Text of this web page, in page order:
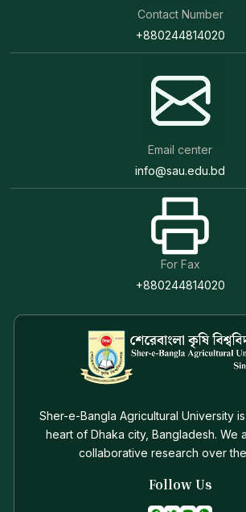
Contact Number
+880244814020
Email center
info@sau.edu.bd
For Fax
+880244814020
Sher-e-Bangla Agricultural University
heart of Dhaka city, Bangladesh. We
collaborative research over
Follow Us